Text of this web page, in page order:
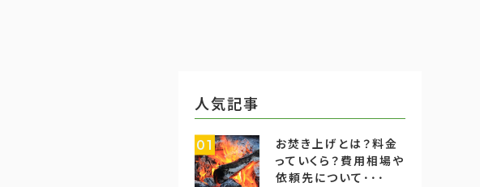
人気記事
01
お焚き上げとは？料金
っていくら？費用相場や
依頼先について･･･